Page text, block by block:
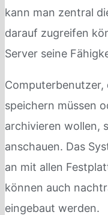
kann man zentral
darauf zugreifen
Server seine
Computerbenutzer,
speichern müssen
archivieren wollen,
anschauen. Das
an mit allen
können auch
eingebaut werden.